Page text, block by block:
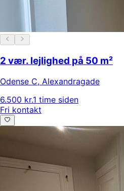
2 vær. lejlighed på 50 m²
Odense C, Alexandragade
6.500 kr.1 time siden
Fri kontakt